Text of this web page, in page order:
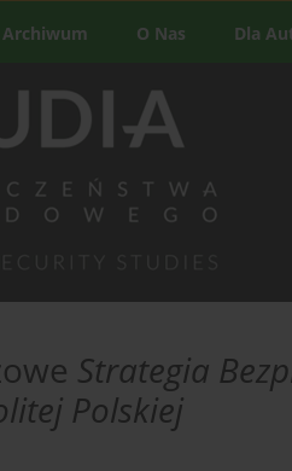
Archiwum O Nas Dla
Strategia
Polskiej